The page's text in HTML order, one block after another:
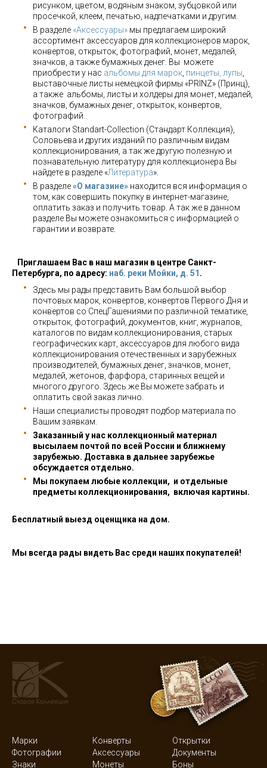
рисунком, цветом, водяным знаком, зубцовкой или
просечкой, клеем, печатью, надпечатками и другим.
В разделе «Аксессуары» мы предлагаем широкий
ассортимент аксессуаров для коллекционеров марок,
конвертов, открыток, фотографий, монет, медалей,
значков, а также бумажных денег. Вы можете
приобрести у нас альбомы для марок пинцеты, лупы
выставочные листы немецкой фирмы «PRINZ» (Принц),
а также альбомы, листы и холдеры для монет, медалей,
значков, бумажных денег, открыток, конвертов,
фотографий.
Каталоги Standart-Collection (Стандарт Коллекция),
Соловьева и других изданий по различным видам
коллекционирования, а так же другую полезную и
познавательную литературу для коллекционера Вы
найдете в разделе «Литература».
В разделе«О магазине» находится вся информация о
том, как совершить покупку в интернет-магазине,
оплатить заказ и получить товар. А так же в данном
разделе Вы можете ознакомиться с информацией о
гарантии и возврате.
Приглашаем Вас в наш магазин в центре Санкт-
Петербурга, по адресу: наб. реки Мойки, д. 51 .
Здесь мы рады представить Вам большой выбор
почтовых марок, конвертов, конвертов Первого Дня и
конвертов со СпецГашениями по различной тематике,
открыток, фотографий, документов, книг, журналов,
каталогов по видам коллекционирования, старых
географических карт, аксессуаров для любого вида
коллекционирования отечественных и зарубежных
производителей, бумажных денег, значков, монет,
медалей, жетонов, фарфора, старинных вещей и
многого другого. Здесь же Вы можете забрать и
оплатить свой заказ лично.
Наши специалисты проводят подбор материала по
Вашим заявкам.
Заказанный у нас коллекционный материал
высылаем почтой по всей России и ближнему
зарубежью. Доставка в дальнее зарубежье
обсуждается отдельно.
Мы покупаем любые коллекции, и отдельные
предметы коллекционирования, включая картины.
Бесплатный выезд оценщика на дом.
Мы всегда рады видеть Вас среди наших покупателей!
Марки Конверты
Открытки
Фотографии
Аксессуары
Документы
Знаки
Монеты Боны